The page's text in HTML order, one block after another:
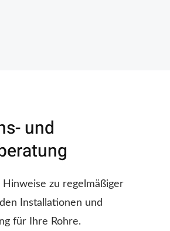
und
zu regelmäßiger
Installationen und
für Ihre Rohre.